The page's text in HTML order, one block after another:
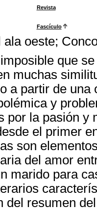
Revista
Fascículo
ala oeste;
que
muchas
a partir de una
y
por la pasión y
el primer
son
del amor
marido para
del resumen